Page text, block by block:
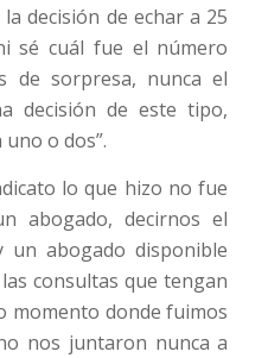
decisión de echar a 25
sé cuál fue el número
de sorpresa, nunca el
decisión de este tipo,
o dos”.
lo que hizo no fue
abogado, decirnos el
un abogado disponible
consultas que tengan
momento donde fuimos
nos juntaron nunca a